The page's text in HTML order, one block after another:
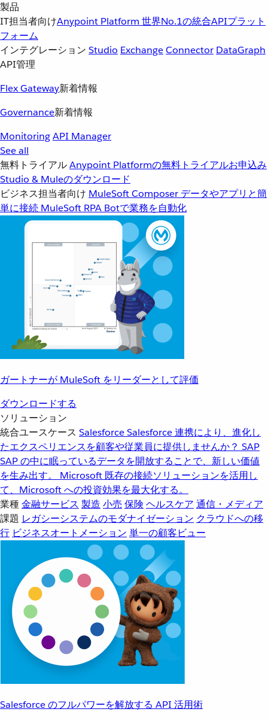
製品
IT担当者向けAnypoint Platform 世界No.1の統合APIプラット
フォーム
インテグレーション Studio ExchangeConnector DataGraph
API管理
Flex Gateway新着情報
Governance新着情報
MonitoringAPI Manager
See all
無料トライアルAnypoint Platformの無料トライアルお申込み
Studio & Muleのダウンロード
ビジネス担当者向け MuleSoft Composer データやアプリと簡
単に接続 MuleSoft RPA Botで業務を自動化
ガートナーが MuleSoft をリーダーとして評価
ダウンロードする
ソリューション
統合ユースケース SalesforceSalesforce 連携により、進化し
たエクスペリエンスを顧客や従業員に提供しませんか？ SAP
SAP の中に眠っているデータを開放することで、新しい価値
を生み出す。
Microsoft 既存の接続ソリューションを活用し
て、Microsoft への投資効果を最大化する。
業種金融サービス 製造 小売 保険 ヘルスケア 通信・メディア
課題 レガシーシステムのモダナイゼーション クラウドへの移
行 ビジネスオートメーション 単一の顧客ビュー
Salesforce のフルパワーを解放する API 活用術